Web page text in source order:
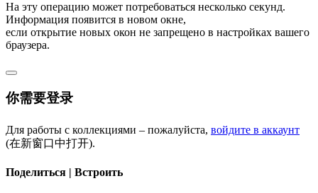
На эту операцию может потребоваться несколько секунд.
Информация появится в новом окне,
если открытие новых окон не запрещено в настройках вашего
браузера.
你需要登录
Для работы с коллекциями – пожалуйста, войдите в аккаунт
(在新窗口中打开).
Поделиться | Встроить